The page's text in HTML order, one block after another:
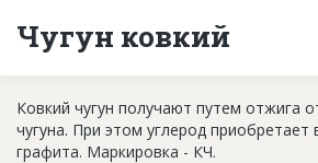
О проекте
База строящихся объектов
Инвестпроекты
Чугун ковкий
Ковкий чугун получают путем отжига
чугуна. При этом углерод приобретает
графита. Маркировка - КЧ.